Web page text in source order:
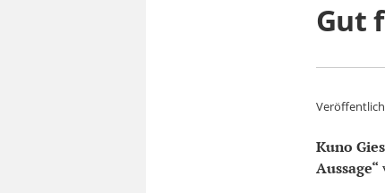
Gut
Kuno
Aussage“